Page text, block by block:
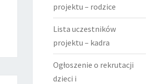
projektu – rodzice
Lista uczestników
projektu – kadra
Ogłoszenie o rekrutacji
dzieci i